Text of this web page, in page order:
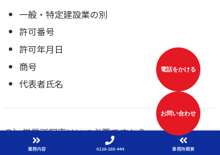
電話をかける
お問い合わせ
一般・特定建設業の別
許可番号
許可年月日
商号
代表者氏名
Ｑ）営業所写真はいつ必要ですか？
業務内容 0120-105-444 事務所概要